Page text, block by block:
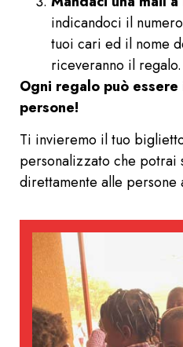
indicandoci il
tuoi cari ed il nome
riceveranno il regalo.
Ogni regalo può
persone!
Ti invieremo il tuo
personalizzato che potrai
direttamente alle persone